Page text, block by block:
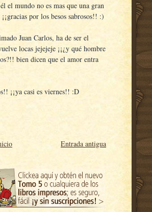
el mundo no es mas que una gran
por los besos sabrosos!! :)
Juan Carlos, ha de ser el
locas jejejeje ¡¡¿y qué hombre
bien dicen que el amor entra
¡¡ya casi es viernes!! :D
Entrada antigua